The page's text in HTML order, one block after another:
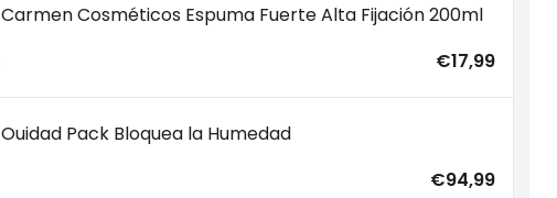
Carmen Cosméticos Espuma Fuerte Alta Fijación 200ml
€17,99
Ouidad Pack Bloquea la Humedad
€94,99